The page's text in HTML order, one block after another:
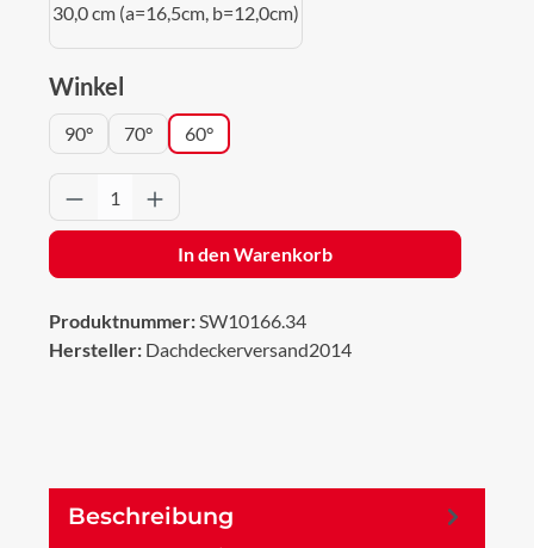
30,0 cm (a=16,5cm, b=12,0cm)
Winkel
90° 70° 60°
Produkt Anzahl: Gib den gewünschten
In den Warenkorb
Produktnummer:SW10166.34
Hersteller: Dachdeckerversand2014
Beschreibung